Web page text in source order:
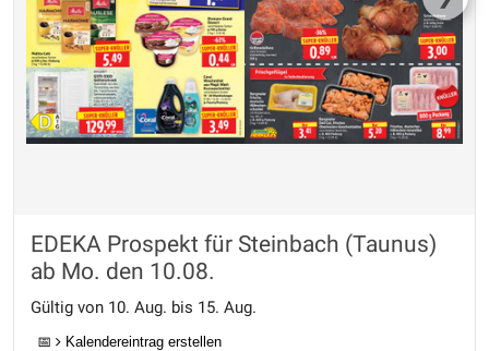
EDEKA Prospekt für Steinbach (Taunus)
ab Mo. den 10.08.
Gültig von 10. Aug. bis 15. Aug.
📅 Kalendereintrag erstellen